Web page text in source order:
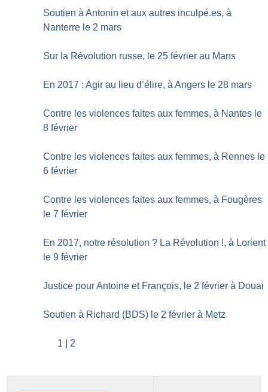
Soutien à Antonin et aux autres inculpé.es, à
Nanterre le 2 mars
Sur la Révolution russe, le 25 février au Mans
En 2017 : Agir au lieu d’élire, à Angers le 28 mars
Contre les violences faites aux femmes, à Nantes le
8 février
Contre les violences faites aux femmes, à Rennes le
6 février
Contre les violences faites aux femmes, à Fougères
le 7 février
En 2017, notre résolution ? La Révolution !, à Lorient
le 9 février
Justice pour Antoine et François, le 2 février à Douai
Soutien à Richard (BDS) le 2 février à Metz
1 2